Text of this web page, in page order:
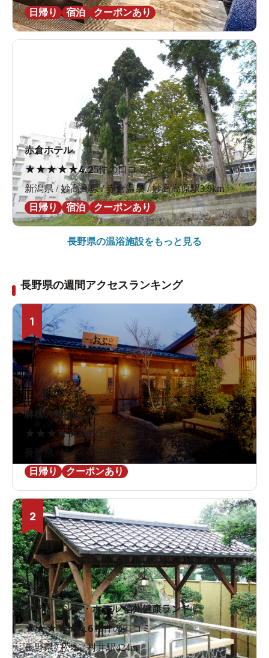
日帰り
宿泊 クーポンあり
赤倉ホテル
★★★★★4.25件の口コミ
新潟県 / 妙高高原 / 赤倉温泉 / 妙高高原駅3.9km
日帰り
宿泊 クーポンあり
長野県の温浴施設をもっと見る
長野県の週間アクセスランキング
1
林檎の湯屋おぶ～
★ ★ ★★★4.7252件の口コミ
長野県 / 松本 / 平田駅1.9km
日帰り
クーポンあり
2
クア・アンド・ホテル 信州健康ランド
★★★★★4.616件の口コミ
長野県 / 松本 / 村井駅424m